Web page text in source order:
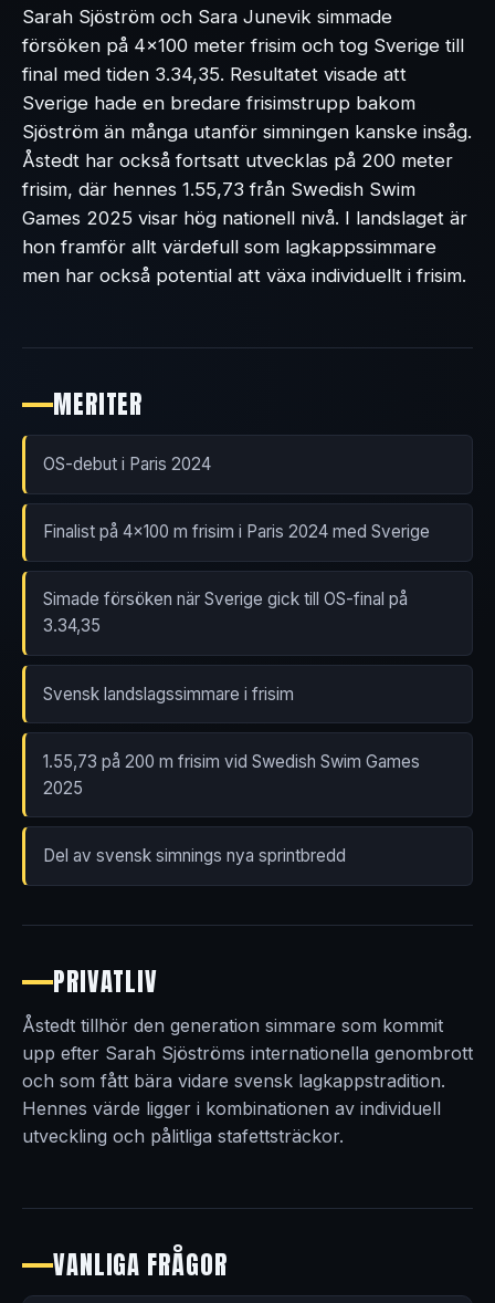
Sarah Sjöström och Sara Junevik simmade
försöken på 4x100 meter frisim och tog Sverige till
final med tiden 3.34,35. Resultatet visade att
Sverige hade en bredare frisimstrupp bakom
Sjöström än många utanför simningen kanske insåg.
Åstedt har också fortsatt utvecklas på 200 meter
frisim, där hennes 1.55,73 från Swedish Swim
Games 2025 visar hög nationell nivå. I landslaget är
hon framför allt värdefull som lagkappssimmare
men har också potential att växa individuellt i frisim.
MERITER
OS-debut i Paris 2024
Finalist på 4x100 m frisim i Paris 2024 med Sverige
Simade försöken när Sverige gick till OS-final på
3.34,35
Svensk landslagssimmare i frisim
1.55,73 på 200 m frisim vid Swedish Swim Games
2025
Del av svensk simnings nya sprintbredd
PRIVATLIV
Åstedt tillhör den generation simmare som kommit
upp efter Sarah Sjöströms internationella genombrott
och som fått bära vidare svensk lagkappstradition.
Hennes värde ligger i kombinationen av individuell
utveckling och pålitliga stafettsträckor.
VANLIGA FRÅGOR